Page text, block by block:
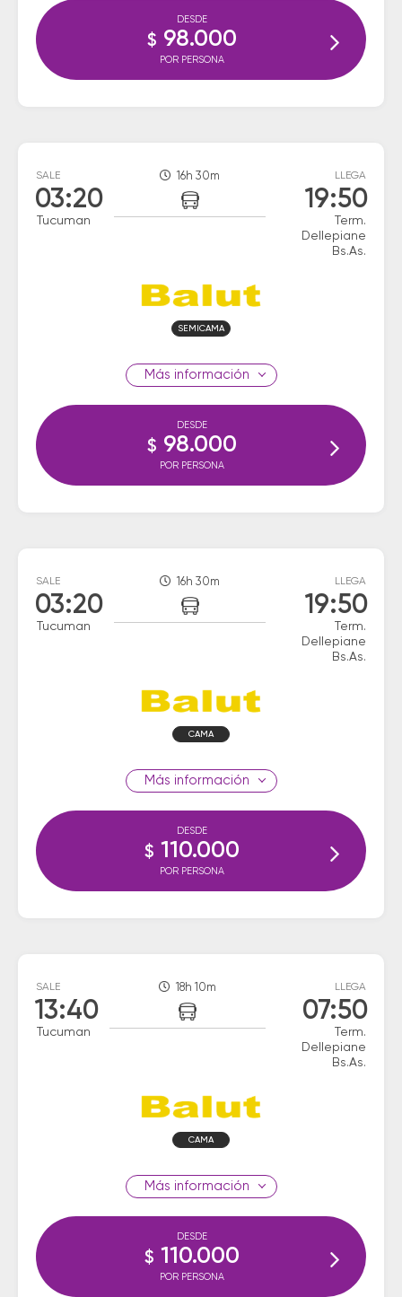
DESDE
$ 98.000
POR PERSONA
SALE
03:20
Tucuman
16h 30m LLEGA
19:50
Term.
Dellepiane
Bs.As.
SEMICAMA
información
DESDE
$ 98.000
POR PERSONA
SALE
03:20
Tucuman
16h 30m LLEGA
19:50
Term.
Dellepiane
Bs.As.
CAMA
información
DESDE
$ 110.000
POR PERSONA
SALE
13:40
Tucuman
18h 10m LLEGA
07:50
Term.
Dellepiane
Bs.As.
CAMA
información
DESDE
$ 110.000
POR PERSONA